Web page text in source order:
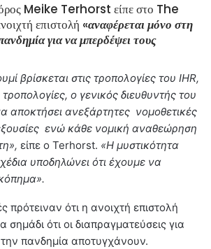
Meike Terhorst είπε στο The
επιστολή «αναφέρεται μόνο στη
για να μπερδέψει τους
βρίσκεται στις τροπολογίες του IHR,
ο γενικός διευθυντής του
αποκτήσει ανεξάρτητες νομοθετικές
ενώ κάθε νομική αναθεώρηση
είπε ο Terhorst. «Η μυστικότητα
υποδηλώνει ότι έχουμε να
πρότειναν ότι η ανοιχτή επιστολή
σημάδι ότι οι διαπραγματεύσεις για
πανδημία αποτυγχάνουν.